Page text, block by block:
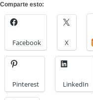
Comparte esto:
Facebook X
Pinterest LinkedIn